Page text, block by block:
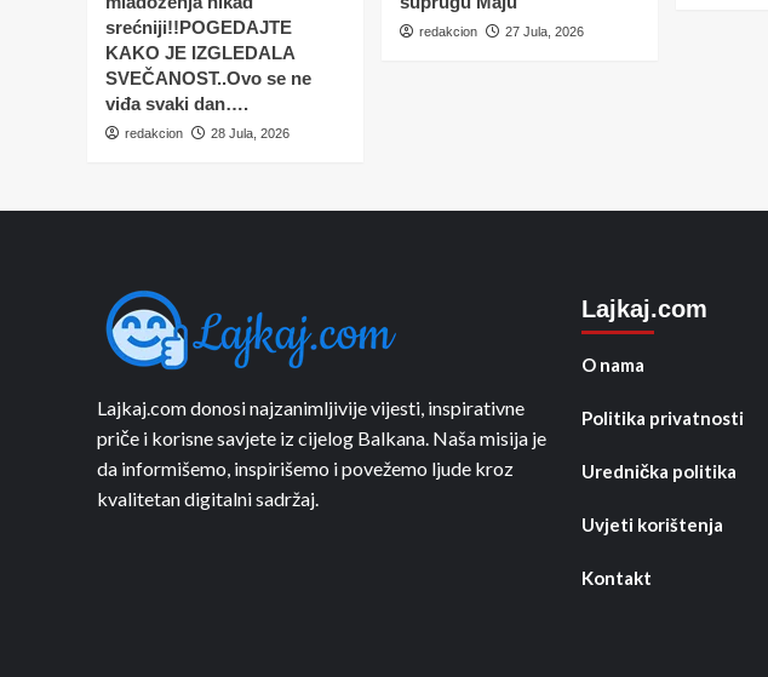
srećniji!!POGEDAJTE
KAKO JE IZGLEDALA
SVEČANOST..Ovo se ne
viđa svaki dan….
redakcion 28 Jula, 2026
redakcion 27 Jula, 2026
Lajkaj.com donosi najzanimljivije vijesti, inspirativne
priče i korisne savjete iz cijelog Balkana. Naša misija je
da informišemo, inspirišemo i povežemo ljude kroz
kvalitetan digitalni sadržaj.
Lajkaj.com
O nama
Politika privatnosti
Urednička politika
Uvjeti korištenja
Kontakt